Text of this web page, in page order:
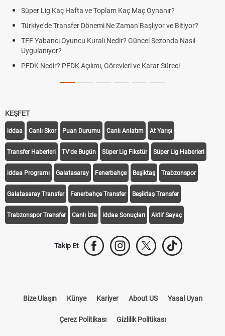
Süper Lig Kaç Hafta ve Toplam Kaç Maç Oynanır?
Türkiye'de Transfer Dönemi Ne Zaman Başlıyor ve Bitiyor?
TFF Yabancı Oyuncu Kuralı Nedir? Güncel Sezonda Nasıl
Uygulanıyor?
PFDK Nedir? PFDK Açılımı, Görevleri ve Karar Süreci
KEŞFET
iddaa Canlı Skor Puan Durumu Canlı Anlatım At Yarışı
Transfer Haberleri TV'de Bugün Süper Lig Fikstür Süper Lig Haberleri
iddaa Programı Galatasaray Fenerbahçe Beşiktaş Trabzonspor
Galatasaray Transfer Fenerbahçe Transfer Beşiktaş Transfer
Trabzonspor Transfer Canlı İzle iddaa Sonuçları Aktif Sayaç
Takip Et
Bize Ulaşın Künye Kariyer About US Yasal Uyarı
Çerez Politikası Gizlilik Politikası